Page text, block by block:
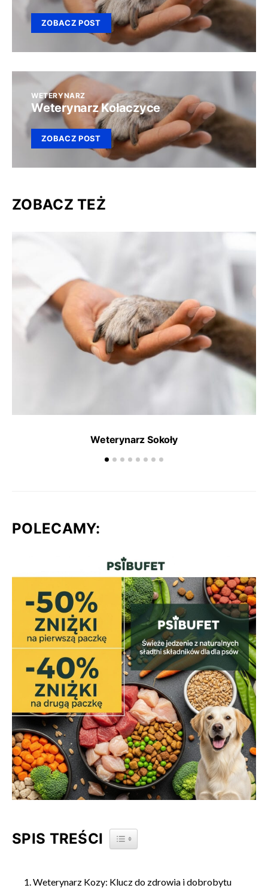
ZOBACZ POST
WETERYNARZ
Weterynarz Kołaczyce
ZOBACZ POST
ZOBACZ TEŻ
Weterynarz Sokoły
POLECAMY:
SPIS TREŚCI TOGGLE TABLE OF CONTENT
Weterynarz Kozy: Klucz do zdrowia i dobrobytu